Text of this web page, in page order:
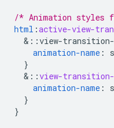
/* Animation styles
html :active-view-
& ::view-
animation-name :
}
& ::view-transition-
animation-name :
}
}